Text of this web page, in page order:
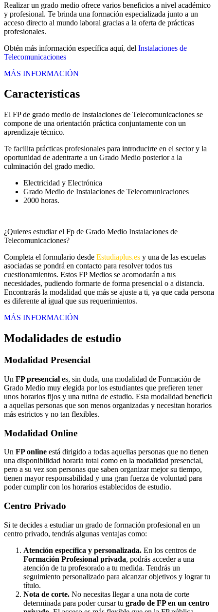
Realizar un grado medio ofrece varios beneficios a nivel académico
y profesional. Te brinda una formación especializada junto a un
acceso directo al mundo laboral gracias a la oferta de prácticas
profesionales.
Obtén más información específica aquí, del Instalaciones de
Telecomunicaciones
MÁS INFORMACIÓN
Características
El FP de grado medio de Instalaciones de Telecomunicaciones se
compone de una orientación práctica conjuntamente con un
aprendizaje técnico.
Te facilita prácticas profesionales para introducirte en el sector y la
oportunidad de adentrarte a un Grado Medio posterior a la
culminación del grado medio.
Electricidad y Electrónica
Grado Medio de Instalaciones de Telecomunicaciones
2000 horas.
¿Quieres estudiar el Fp de Grado Medio Instalaciones de
Telecomunicaciones?
Completa el formulario desde Estudiaplus.es y una de las escuelas
asociadas se pondrá en contacto para resolver todos tus
cuestionamientos. Estos FP Medios se acomodarán a tus
necesidades, pudiendo formarte de forma presencial o a distancia.
Encontrarás la modalidad que más se ajuste a ti, ya que cada persona
es diferente al igual que sus requerimientos.
MÁS INFORMACIÓN
Modalidades de estudio
Modalidad Presencial
Un FP presencial es, sin duda, una modalidad de Formación de
Grado Medio muy elegida por los estudiantes que prefieren tener
unos horarios fijos y una rutina de estudio. Esta modalidad beneficia
a aquellas personas que son menos organizadas y necesitan horarios
más estrictos y no tan flexibles.
Modalidad Online
Un FP online está dirigido a todas aquellas personas que no tienen
una disponibilidad horaria total como en la modalidad presencial,
pero a su vez son personas que saben organizar mejor su tiempo,
tienen mayor responsabilidad y una gran fuerza de voluntad para
poder cumplir con los horarios establecidos de estudio.
Centro Privado
Si te decides a estudiar un grado de formación profesional en un
centro privado, tendrás algunas ventajas como:
Atención específica y personalizada. En los centros de
Formación Profesional privada, podrás acceder a una
atención de tu profesorado a tu medida. Tendrás un
seguimiento personalizado para alcanzar objetivos y lograr tu
título.
Nota de corte. No necesitas llegar a una nota de corte
determinada para poder cursar tu grado de FP en un centro